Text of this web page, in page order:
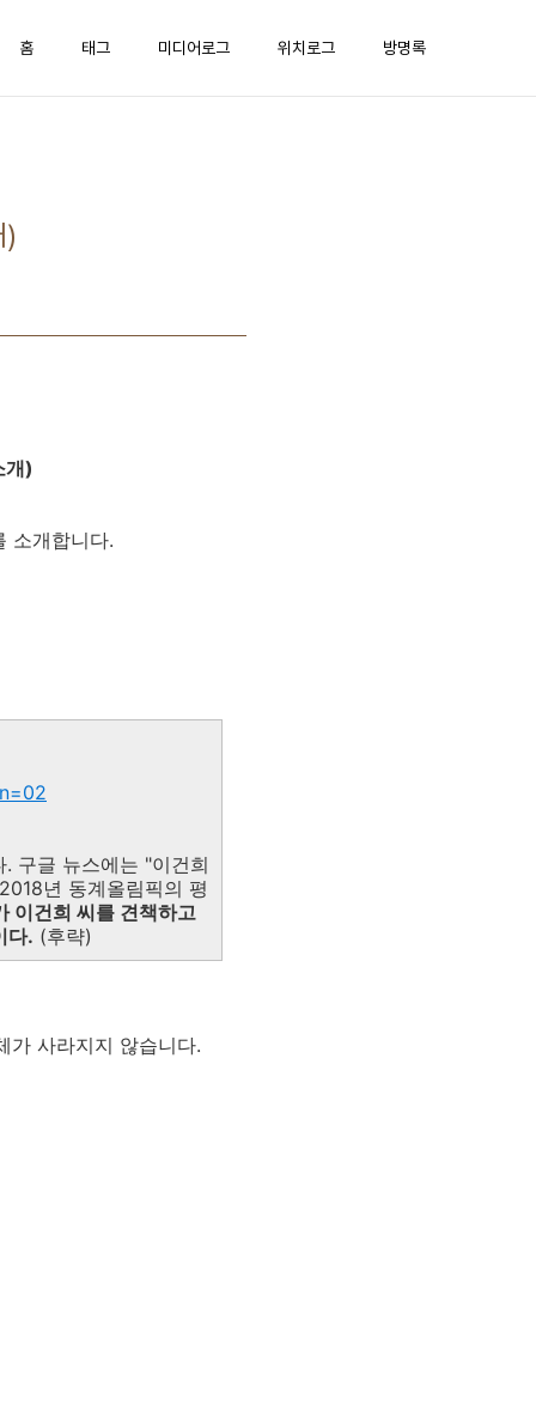
홈 태그 미디어로그 위치로그 방명록
개)
소개합니다.
구글 뉴스에는 "이건희
년 동계올림픽의 평
이건희 씨를 견책하고
다. (후략)
가 사라지지 않습니다.